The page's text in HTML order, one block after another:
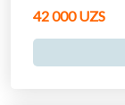
42 000 UZS